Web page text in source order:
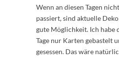
Wenn an diesen Tagen
passiert, sind aktuelle
gute Möglichkeit. Ich habe
Tage nur Karten gebastelt
gesessen. Das wäre